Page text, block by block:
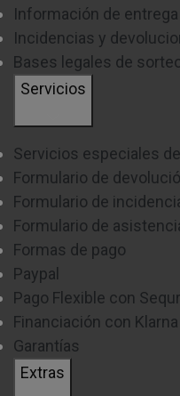
Información de entrega
Incidencias y
Bases legales de
Servicios
Servicios especiales
Formulario de
Formulario de
Formulario de
Formas de pago
Paypal
Pago Flexible con
Financiación con Klarna
Garantías
Extras